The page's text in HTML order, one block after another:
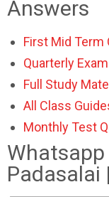
Answers
First Mid Term
Quarterly
Full Study
All Class
Monthly Test
Whatsapp
Padasalai